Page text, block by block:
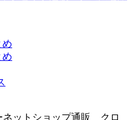
め
め
ネットショップ通販 クロ